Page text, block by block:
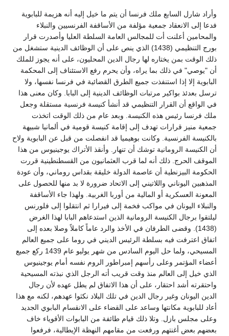
وأراد شارل السابع ملك فرنسا أن يتم ما خيل إليه أنه هزيمة للبابوية
فدعا إلى الانعقاد جمعية مؤلفة من الأساقفة الفرنسيين والنبلاء
والمحامين أعلنت أت للمجالس العامة السلطة العليا وأصدرت قرار
بورج التنظيمي (1438) الذي ينص على أن الوظائف الدينية ستشغل من
ذلك الوقت بمن يختاره لها رجال الدين المحليون، على أنه يجوز للملك
أن "يوصي" في ذلك بما يراه، وأن يحرم رفع الاستئناف إلى المحكمة
البابوية إلا إذا استنفذت جميع الطرق القضائية في فرنسا نفسها، ولا
ترسل بعدئذ بواكير مرتبات الوظائف الدينية إلى البابا. وكان معنى هذا
في الواقع أن القرار التنظيمي قد أنشأ كنيسة فرنسية مستقلة وجعل
ملك فرنسا رئيس هذه الكنيسة. وبعد عام من ذلك الوقت اتخذت
جمعية منيز قرارات تهدف إلى إقامة كنيسة قومية في ألمانيا شبيهة
بالكنيسة الفرنسية. وكانت بوهيميا قد انفصلت من قبل عن البابوية ولاح
أن الكنيسة الرومانية توشك أن تنهار. وأنقذ الأتراك يوجينيوس من هذا
الموقف الحرج. ذلك أنه لما قرب العثمانيون من القسطنطينية قررت
الحكومة البيزنطية أن عاصمة الدولة خليقة بقداس روماني، وأن عودة
المذهبين اليوناني واللاتيني إلى الاتحاد ضرورة لا بد منها للحصول على
المعونة العسكرية أو المالية من أوربا الغربية. ولهذا جاء الأساقفة
والنبلاء اليونان في مواكب فخمة إلى فيرارا ثم انتقلوا إلى فلورنس
ليلتقوا برجال الكنيسة الرومانية الذين استدعاهم البابا لهذا الغرض
(1438). وقضى الطرفان في الأخذ والرد عاماً كاملاً وصلا بعده إلى
اتفاق اعترفت فيه بسلطة الرئيس الديني في روما على جميع العالم
المسيحي، ولما حل اليوم السادس من شهر يوليو عام 1439 ركع جميع
أعضاء المؤتمر وعلى رأسهم إمبراطور الروم نفسه أمام يوجينيوس
الذي خيل إلى العالم منذ وقت قريب أته الرجل الذي نبذته المسيحية
واحتقرته أشد احتقار، على أن هذا الاتفاق لم يطل عهده لأن رجال
الدين اليونان وغير رجال الدين في تلك البلاد نكثوا عهدهم، لكنه مع هذا
أعاد للبابوية مكانتها وساعد على القضاء على الانقسام البابوي الجديد
وعلى مجلس بازل. وتلا ذلك قيام طائفة من البابوات الأقوياء خاف
بعضهم بعض أغنتهم ورفعت من مقامهم النهظة الإيطالية، فرفعوا